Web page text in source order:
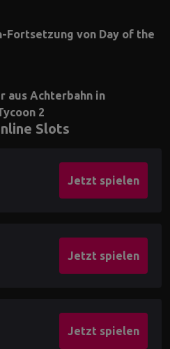
Fortsetzung von Day of the
aus Achterbahn in
2
Slots
Jetzt spielen
Jetzt spielen
Jetzt spielen